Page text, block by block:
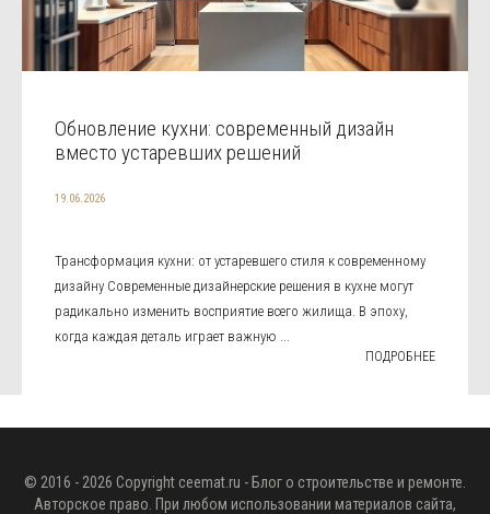
Обновление кухни: современный дизайн
вместо устаревших решений
19.06.2026
Трансформация кухни: от устаревшего стиля к современному
дизайну Современные дизайнерские решения в кухне могут
радикально изменить восприятие всего жилища. В эпоху,
когда каждая деталь играет важную ...
ПОДРОБНЕЕ
© 2016 - 2026 Copyright ceemat.ru - Блог о строительстве и ремонте.
Авторское право. При любом использовании материалов сайта,